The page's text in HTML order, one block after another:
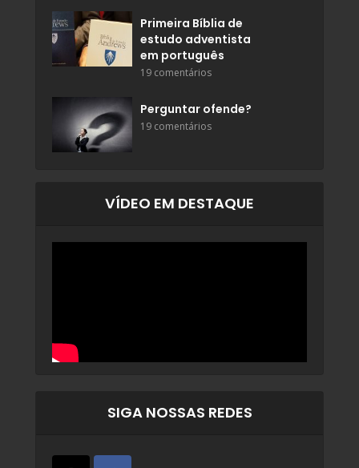
Primeira Bíblia de
estudo adventista
em português
19 comentários
Perguntar ofende?
19 comentários
VÍDEO EM DESTAQUE
SIGA NOSSAS REDES